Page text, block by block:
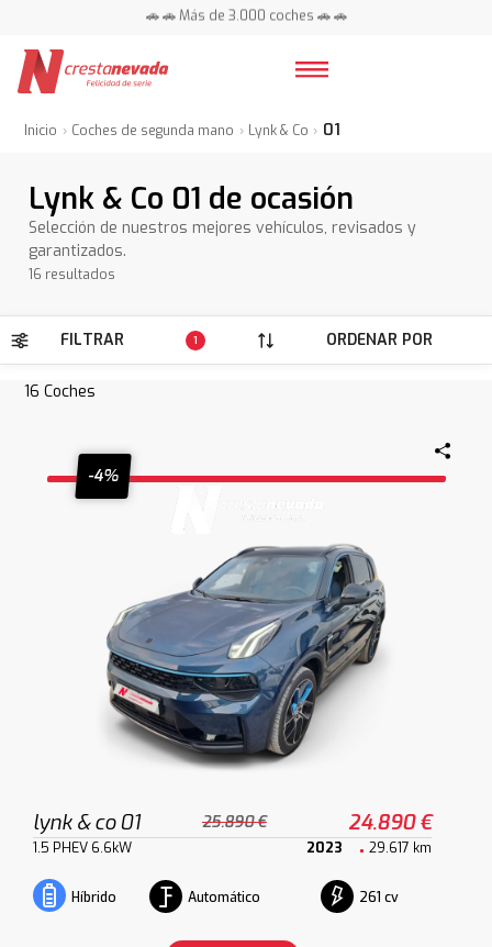
🚗 🚗 Más de 3.000 coches 🚗 🚗
Inicio Coches de segunda mano Lynk & Co 01
Lynk & Co 01 de ocasión
Selección de nuestros mejores vehículos, revisados y
garantizados.
16 resultados
FILTRAR 1 ORDENAR POR
16 Coches
-4%
lynk & co 01 25.890 € 24.890 €
1.5 PHEV 6.6kW 2023 29.617 km
Híbrido Automático 261 cv